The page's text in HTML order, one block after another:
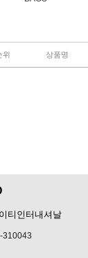
위 상품명
티인터내셔날
310043